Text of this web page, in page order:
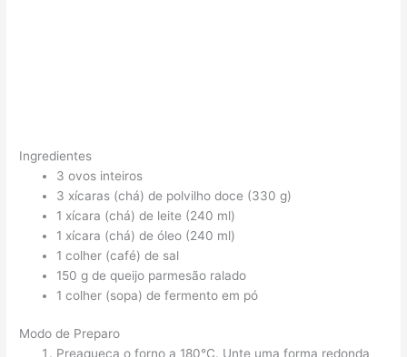
Ingredientes
3 ovos inteiros
3 xícaras (chá) de polvilho doce (330 g)
1 xícara (chá) de leite (240 ml)
1 xícara (chá) de óleo (240 ml)
1 colher (café) de sal
150 g de queijo parmesão ralado
1 colher (sopa) de fermento em pó
Modo de Preparo
Preaqueça o forno a 180°C. Unte uma forma redonda